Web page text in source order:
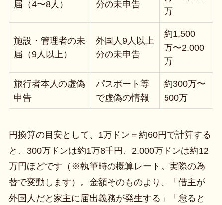
届（4〜8人）
分の未申告
万
施設・管理者の未
届（9人以上）
外国人9人以上
分の未申告
約1,500
万〜2,000
万
旅行者本人の虚偽
申告
パスポート等
で虚偽の情報
約300万〜
500万
円換算の目安として、1万ドン＝約60円で計算する
と、300万ドンは約1万8千円、2,000万ドンは約12
万円ほどです（※執筆時の概算レート。実際の為
替で変動します）。金額そのものより、「借主が
外国人だと家主に届出義務が発生する」「怠ると